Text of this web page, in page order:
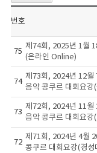
번호
75
제74회, 2025년 1월
(온라인 Online)
74
제73회, 2024년 12월
음악 콩쿠르 대회요
73
제72회, 2024년 11월
음악 콩쿠르 대회요강
72
제71회, 2024년 4월
콩쿠르 대회요강(경